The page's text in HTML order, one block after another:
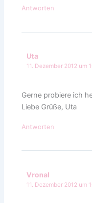
Antworten
Uta
11. Dezember 2012 um
Gerne probiere ich
Liebe Grüße, Uta
Antworten
Vronal
11. Dezember 2012 um